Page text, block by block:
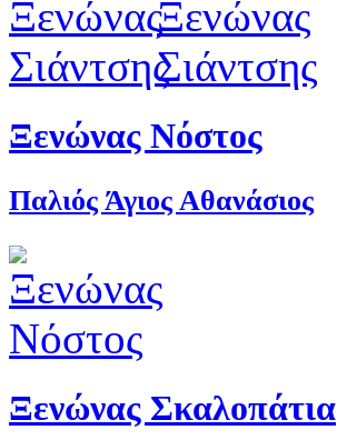
Ξενώνας Νόστος
Παλιός Άγιος Αθανάσιος
Ξενώνας Σκαλοπάτια